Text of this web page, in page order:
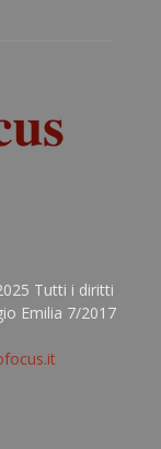
Tutti i diritti
Emilia 7/2017